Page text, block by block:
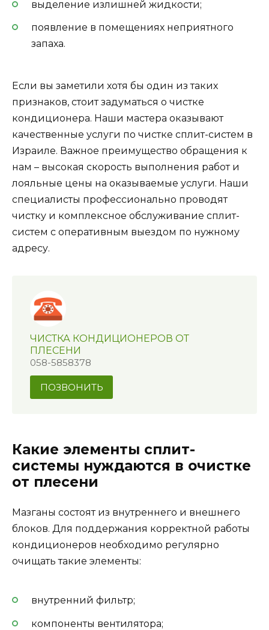
выделение излишней жидкости;
появление в помещениях неприятного
запаха.
Если вы заметили хотя бы один из таких
признаков, стоит задуматься о чистке
кондиционера. Наши мастера оказывают
качественные услуги по чистке сплит-систем в
Израиле. Важное преимущество обращения к
нам – высокая скорость выполнения работ и
лояльные цены на оказываемые услуги. Наши
специалисты профессионально проводят
чистку и комплексное обслуживание сплит-
систем с оперативным выездом по нужному
адресу.
ЧИСТКА КОНДИЦИОНЕРОВ ОТ
ПЛЕСЕНИ
058-5858378
ПОЗВОНИТЬ
Какие элементы сплит-
системы нуждаются в очистке
от плесени
Мазганы состоят из внутреннего и внешнего
блоков. Для поддержания корректной работы
кондиционеров необходимо регулярно
очищать такие элементы:
внутренний фильтр;
компоненты вентилятора;